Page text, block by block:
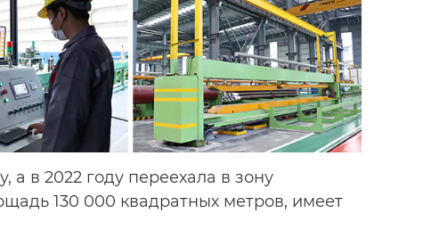
в 2022 году переехала в зону
130 000 квадратных метров, имеет